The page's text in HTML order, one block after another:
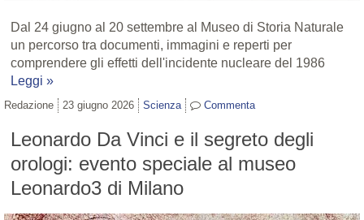
Dal 24 giugno al 20 settembre al Museo di Storia Naturale
un percorso tra documenti, immagini e reperti per
comprendere gli effetti dell'incidente nucleare del 1986
Leggi »
Redazione 23 giugno 2026 Scienza Commenta
Leonardo Da Vinci e il segreto degli
orologi: evento speciale al museo
Leonardo3 di Milano